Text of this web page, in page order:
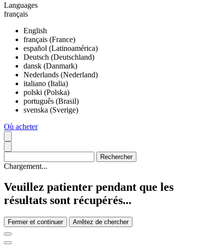
Languages
français
English
français (France)
español (Latinoamérica)
Deutsch (Deutschland)
dansk (Danmark)
Nederlands (Nederland)
italiano (Italia)
polski (Polska)
português (Brasil)
svenska (Sverige)
Où acheter
Chargement...
Veuillez patienter pendant que les
résultats sont récupérés...
Fermer et continuer Arrêtez de chercher